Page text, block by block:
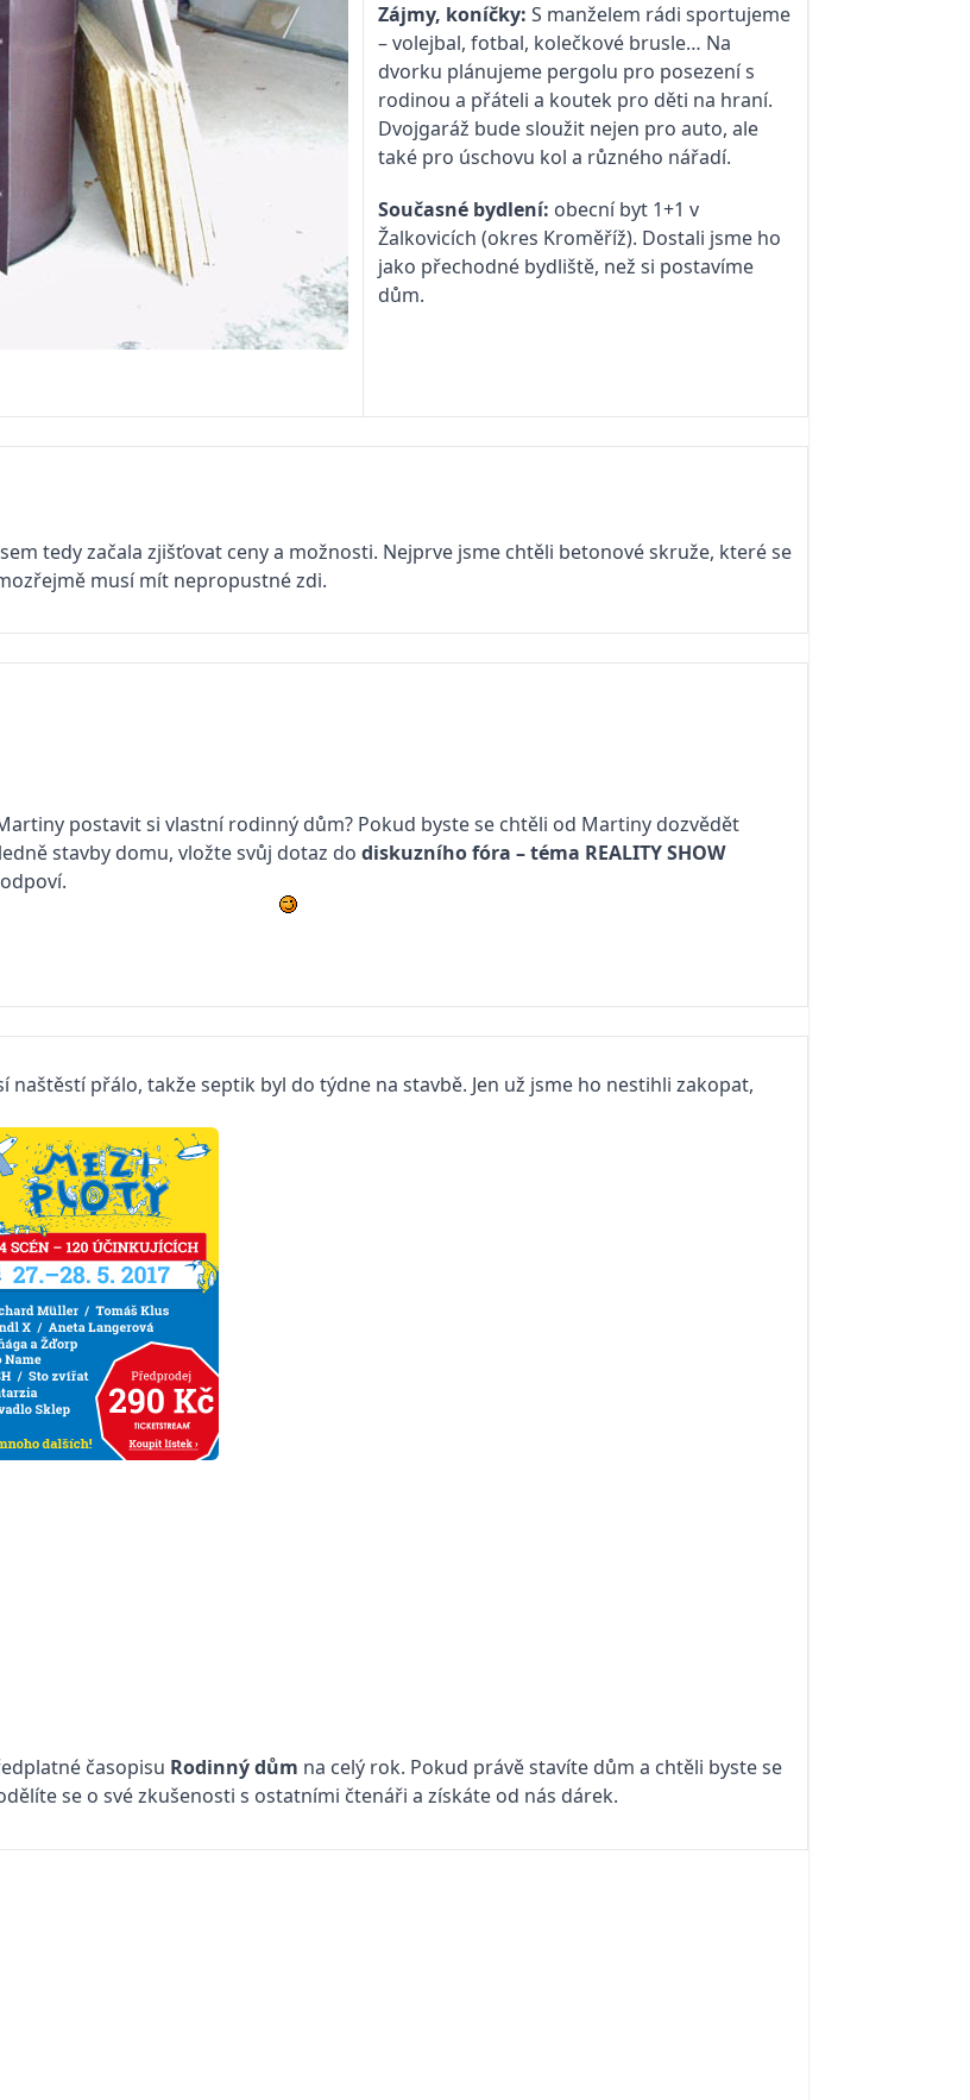
Zájmy, koníčky: S manželem rádi sportujeme
– volejbal, fotbal, kolečkové brusle… Na
dvorku plánujeme pergolu pro posezení s
rodinou a přáteli a koutek pro děti na hraní.
Dvojgaráž bude sloužit nejen pro auto, ale
také pro úschovu kol a různého nářadí.
Současné bydlení: obecní byt 1+1 v
Žalkovicích (okres Kroměříž). Dostali jsme ho
jako přechodné bydliště, než si postavíme
dům.
tedy začala zjišťovat ceny a možnosti. Nejprve jsme chtěli betonové skruže, které se
musí mít nepropustné zdi.
postavit si vlastní rodinný dům? Pokud byste se chtěli od Martiny dozvědět
stavby domu, vložte svůj dotaz do diskuzního fóra – téma REALITY SHOW
přálo, takže septik byl do týdne na stavbě. Jen už jsme ho nestihli zakopat,
časopisu Rodinný dům na celý rok. Pokud právě stavíte dům a chtěli byste se
se o své zkušenosti s ostatními čtenáři a získáte od nás dárek.